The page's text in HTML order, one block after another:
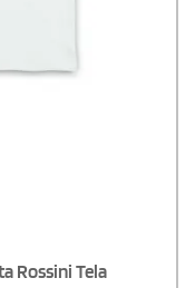
Rossini Tela